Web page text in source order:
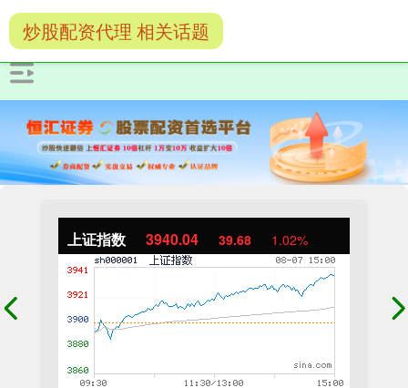
上证指数 3940.04 39.68 1.02%
炒股配资代理 相关话题